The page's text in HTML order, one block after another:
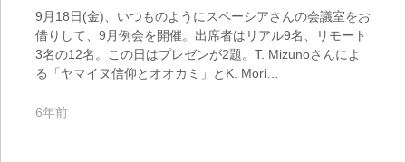
9月18日(金)、いつものようにスペーシアさんの会議室をお
借りして、9月例会を開催。出席者はリアル9名、リモート
3名の12名。この日はプレゼンが2題。T. Mizunoさんによ
る「ヤマイヌ信仰とオオカミ」とK. Mori…
6年前